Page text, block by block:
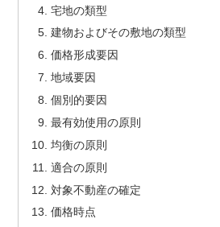
宅地の類型
建物およびその敷地の類型
価格形成要因
地域要因
個別的要因
最有効使用の原則
均衡の原則
適合の原則
対象不動産の確定
価格時点